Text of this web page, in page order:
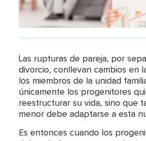
Las rupturas de pareja, por
divorcio, conllevan cambios en
los miembros de la unidad
únicamente los progenitores
reestructurar su vida, sino que
menor debe adaptarse a esta
Es entonces cuando los